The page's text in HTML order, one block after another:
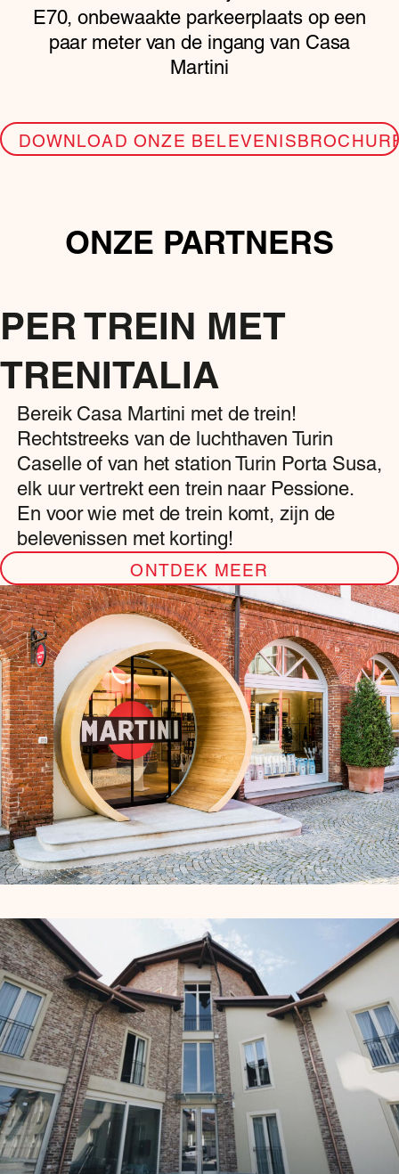
E70, onbewaakte parkeerplaats op een
paar meter van de ingang van Casa
Martini
DOWNLOAD ONZE
ONZE PARTNERS
PER TREIN MET
TRENITALIA
Bereik Casa Martini met de trein!
Rechtstreeks van de luchthaven Turin
Caselle of van het station Turin Porta Susa,
elk uur vertrekt een trein naar Pessione.
En voor wie met de trein komt, zijn de
belevenissen met korting!
ONTDEK MEER